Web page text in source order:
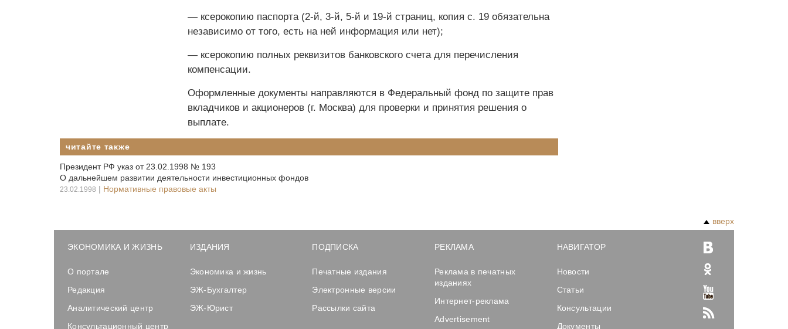
— ксерокопию паспорта (2-й, 3-й, 5-й и 19-й страниц, копия с. 19 обязательна
независимо от того, есть на ней информация или нет);
— ксерокопию полных реквизитов банковского счета для перечисления
компенсации.
Оформленные документы направляются в Федеральный фонд по защите прав
вкладчиков и акционеров (г. Москва) для проверки и принятия решения о
выплате.
читайте также
Президент РФ указ от 23.02.1998 № 193
О дальнейшем развитии деятельности инвестиционных фондов
23.02.1998 | Нормативные правовые акты
вверх
ЭКОНОМИКА И ЖИЗНЬ
О портале
Редакция
Аналитический центр
Консультационный центр
ИЗДАНИЯ
Экономика и жизнь
ЭЖ-Бухгалтер
ЭЖ-Юрист
ПОДПИСКА
Печатные издания
Электронные версии
Рассылки сайта
РЕКЛАМА
Реклама в печатных
изданиях
Интернет-реклама
Advertisement
НАВИГАТОР
Новости
Статьи
Консультации
Документы